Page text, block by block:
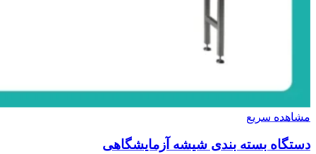
مشاهده سریع
دستگاه بسته بندی شیشه آزمایشگاهی